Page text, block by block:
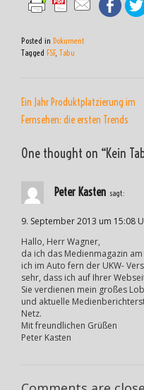
Posted in Dokument
Tagged FSF, Tabu
Ein Jahr Produktplatzierung im
Fernsehen: die ersten Trends
One thought on “Kein
Peter Kasten sagt:
9. September 2013 um 15:08
Hallo, Herr Wagner,
da ich das Medienmagazin
ich im Auto fern der UKW-
sehr, dass ich auf Ihrer
Sie verdienen mein großes
und aktuelle
Netz.
Mit freundlichen Grüßen
Peter Kasten